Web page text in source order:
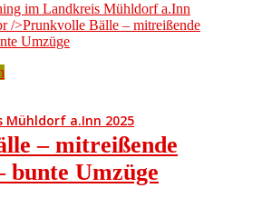
Mühldorf a.Inn 2025
– mitreißende
bunte Umzüge